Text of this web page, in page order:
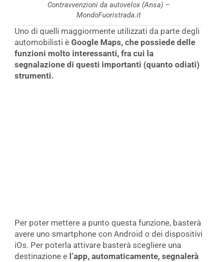
Contravvenzioni da autovelox (Ansa) –
MondoFuoristrada.it
Uno di quelli maggiormente utilizzati da parte degli
automobilisti è Google Maps, che possiede delle
funzioni molto interessanti, fra cui la
segnalazione di questi importanti (quanto odiati)
strumenti.
Per poter mettere a punto questa funzione, basterà
avere uno smartphone con Android o dei dispositivi
iOs. Per poterla attivare basterà scegliere una
destinazione e l’app, automaticamente, segnalerà